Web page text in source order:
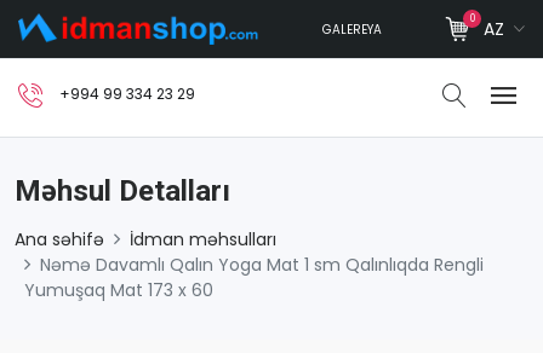
GALEREYA
0 AZ
+994 99 334 23 29
Məhsul Detalları
Ana səhifə
İdman məhsulları
Nəmə Davamlı Qalın Yoga Mat 1 sm Qalınlıqda Rengli
Yumuşaq Mat 173 x 60